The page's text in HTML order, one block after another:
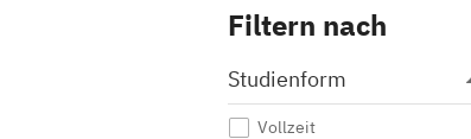
Filtern nach
Studienform
Vollzeit